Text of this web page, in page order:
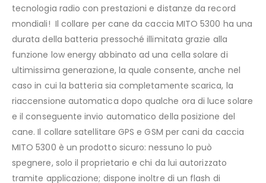
tecnologia radio con prestazioni e distanze da record
mondiali! Il collare per cane da caccia MITO 5300 ha una
durata della batteria pressoché illimitata grazie alla
funzione low energy abbinato ad una cella solare di
ultimissima generazione, la quale consente, anche nel
caso in cui la batteria sia completamente scarica, la
riaccensione automatica dopo qualche ora di luce solare
e il conseguente invio automatico della posizione del
cane. Il collare satellitare GPS e GSM per cani da caccia
MITO 5300 è un prodotto sicuro: nessuno lo può
spegnere, solo il proprietario e chi da lui autorizzato
tramite applicazione; dispone inoltre di un flash di